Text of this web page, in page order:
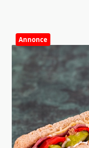
Annonce